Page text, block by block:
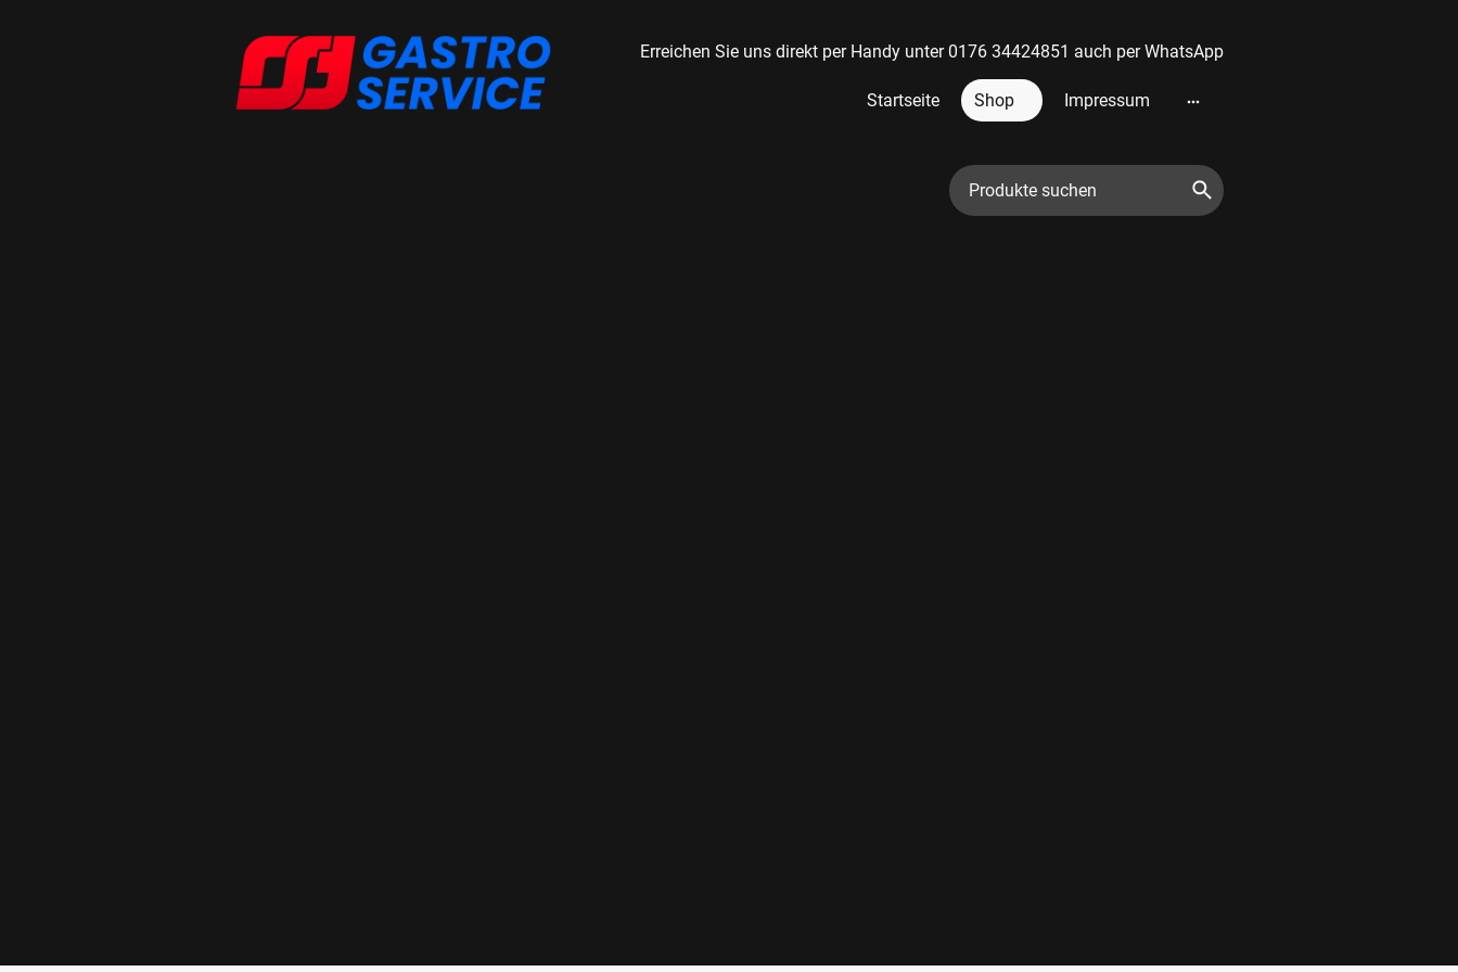
Erreichen Sie uns direkt per Handy unter 0176 34424851 auch per WhatsApp
Startseite Shop Impressum